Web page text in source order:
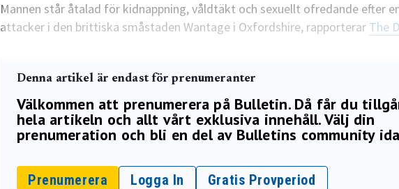
Mannen står åtalad för kidnappning, våldtäkt och sexuellt ofredande efter
attacker i den brittiska småstaden Wantage i Oxfordshire, rapporterar The
Denna artikel är endast för prenumeranter
Välkommen att prenumerera på Bulletin. Då får du
hela artikeln och allt vårt exklusiva innehåll. Välj din
prenumeration och bli en del av Bulletins community
Prenumerera Logga In Gratis Provperiod